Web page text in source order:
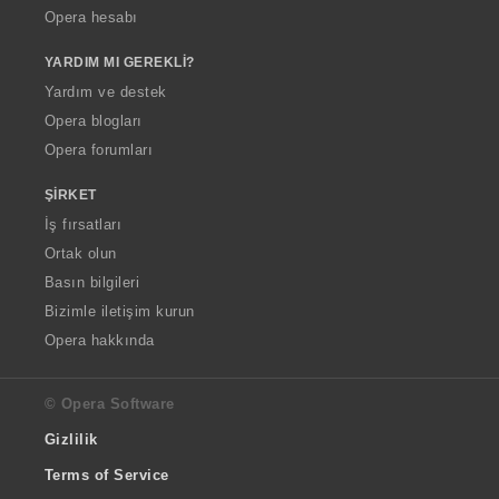
Opera hesabı
YARDIM MI GEREKLI?
Yardım ve destek
Opera blogları
Opera forumları
ŞIRKET
İş fırsatları
Ortak olun
Basın bilgileri
Bizimle iletişim kurun
Opera hakkında
© Opera Software
Gizlilik
Terms of Service